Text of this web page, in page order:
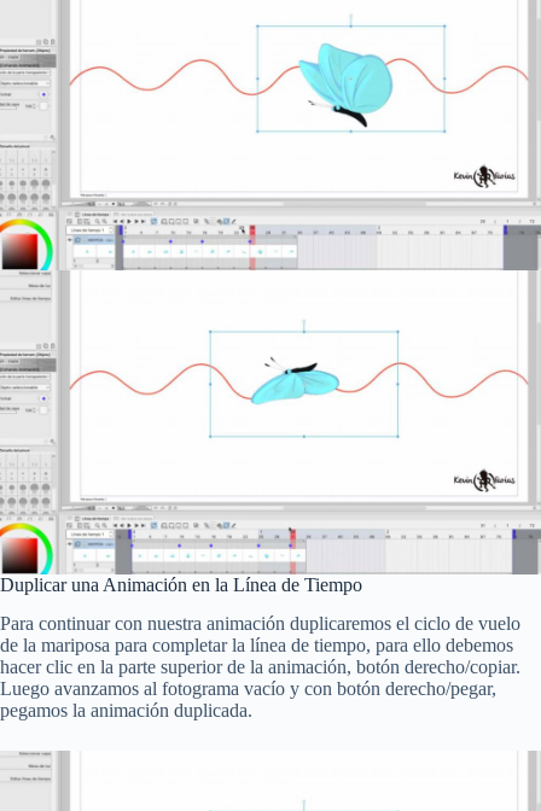
Duplicar una Animación en la Línea de Tiempo
Para continuar con nuestra animación duplicaremos el ciclo de vuelo
de la mariposa para completar la línea de tiempo, para ello debemos
hacer clic en la parte superior de la animación, botón derecho/copiar.
Luego avanzamos al fotograma vacío y con botón derecho/pegar,
pegamos la animación duplicada.